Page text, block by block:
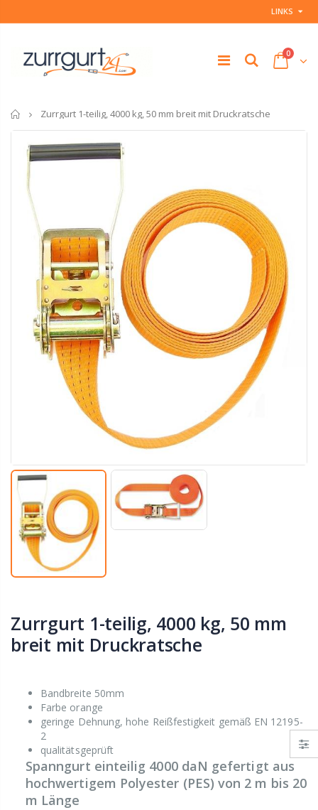
LINKS
0
Startseite
Zurrgurt 1-teilig, 4000 kg, 50 mm breit mit Druckratsche
Zurrgurt 1-teilig, 4000 kg, 50 mm
breit mit Druckratsche
Bandbreite 50mm
Farbe orange
geringe Dehnung, hohe Reißfestigkeit gemäß EN 12195-
2
qualitätsgeprüft
Spanngurt einteilig 4000 daN gefertigt aus
hochwertigem Polyester (PES) von 2 m bis 20
m Länge